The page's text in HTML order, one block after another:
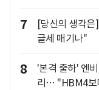
7
[당신의 생각은
글세 매기나"
8
'본격 출하' 엔
리… "HBM4보